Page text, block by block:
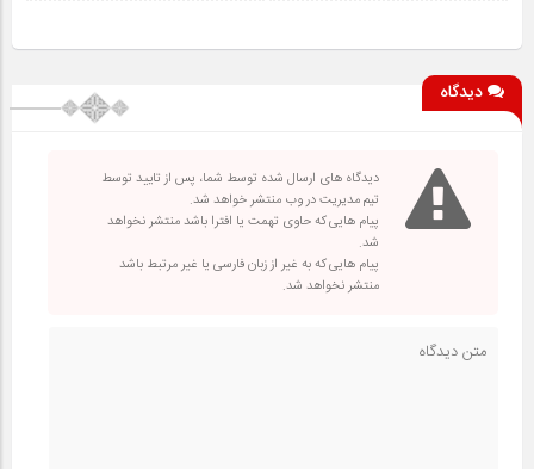
دیدگاه
دیدگاه های ارسال شده توسط شما، پس از تایید توسط
تیم مدیریت در وب منتشر خواهد شد.
پیام هایی که حاوی تهمت یا افترا باشد منتشر نخواهد
شد.
پیام هایی که به غیر از زبان فارسی یا غیر مرتبط باشد
منتشر نخواهد شد.